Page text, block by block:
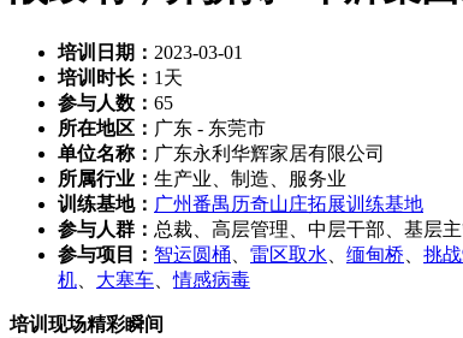
培训日期： 2023-03-01
培训时长： 1天
参与人数： 65
所在地区： 广东 - 东莞市
单位名称： 广东永利华辉家居有限公司
所属行业： 生产业、制造、服务业
训练基地： 广州番禺历奇山庄拓展训练基地
参与人群： 总裁、高层管理、中层干部、基层
参与项目： 智运圆桶 雷区取水 缅甸桥 挑
机
大塞车 、情感病毒
培训现场精彩瞬间